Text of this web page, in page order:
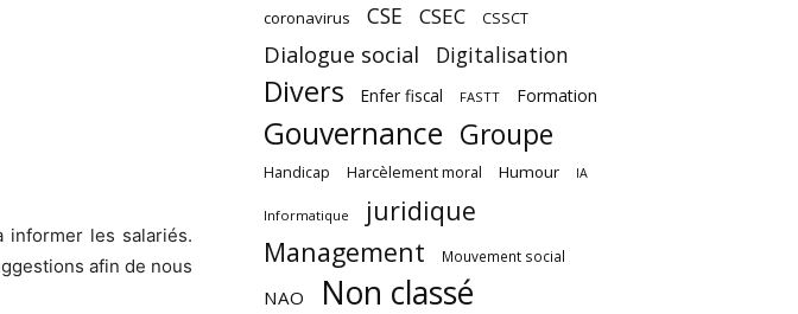
informer les salariés.
afin de nous
coronavirus CSE CSEC CSSCT
Dialogue social Digitalisation
Divers Enfer fiscal FASTT Formation
Gouvernance Groupe
Handicap Harcèlement moral Humour IA
Informatique
juridique
Management
Mouvement social
NAO Non classé